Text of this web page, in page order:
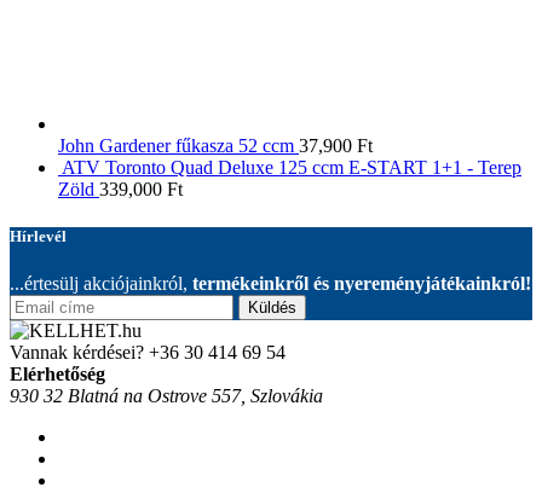
John Gardener fűkasza 52 ccm 37,900 Ft
ATV Toronto Quad Deluxe 125 ccm E-START 1+1 - Terep
Zöld 339,000 Ft
Hírlevél
...értesülj akciójainkról, termékeinkről és nyereményjátékainkról!
Küldés
Vannak kérdései? +36 30 414 69 54
Elérhetőség
930 32 Blatná na Ostrove 557, Szlovákia